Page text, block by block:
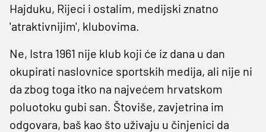
Hajduku, Rijeci i ostalim, medijski znatno
'atraktivnijim', klubovima.
Ne, Istra 1961 nije klub koji će iz dana u dan
okupirati naslovnice sportskih medija, ali nije ni
da zbog toga itko na najvećem hrvatskom
poluotoku gubi san. Štoviše, zavjetrina im
odgovara, baš kao što uživaju u činjenici da